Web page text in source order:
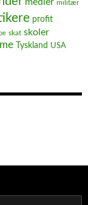
militær
profit
skat skoler
Tyskland USA